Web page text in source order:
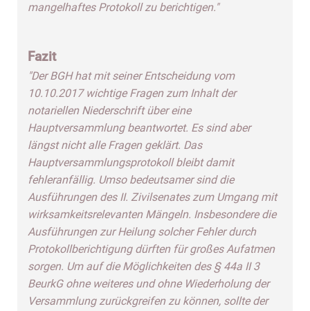
mangelhaftes Protokoll zu berichtigen."
Fazit
"Der BGH hat mit seiner Entscheidung vom
10.10.2017 wichtige Fragen zum Inhalt der
notariellen Niederschrift über eine
Hauptversammlung beantwortet. Es sind aber
längst nicht alle Fragen geklärt. Das
Hauptversammlungsprotokoll bleibt damit
fehleranfällig. Umso bedeutsamer sind die
Ausführungen des II. Zivilsenates zum Umgang mit
wirksamkeitsrelevanten Mängeln. Insbesondere die
Ausführungen zur Heilung solcher Fehler durch
Protokollberichtigung dürften für großes Aufatmen
sorgen. Um auf die Möglichkeiten des § 44a II 3
BeurkG ohne weiteres und ohne Wiederholung der
Versammlung zurückgreifen zu können, sollte der